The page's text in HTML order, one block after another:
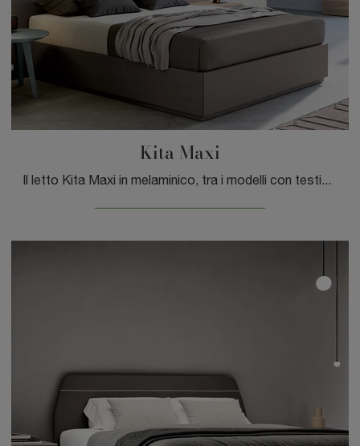
Kita Maxi
Il letto Kita Maxi in melaminico, tra i modelli con testiera matrimoniali moderni di Spagnol Mobili, è pensato per garantirti il riposo migliore.